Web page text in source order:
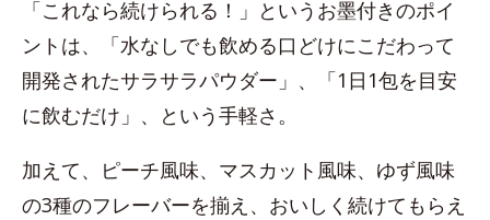
「これなら続けられる！」というお墨付きのポイ
ントは、「水なしでも飲める口どけにこだわって
開発されたサラサラパウダー」、「1日1包を目安
に飲むだけ」、という手軽さ。
加えて、ピーチ風味、マスカット風味、ゆず風味
の3種のフレーバーを揃え、おいしく続けてもらえ